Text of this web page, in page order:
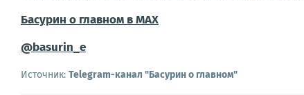
Басурин о главном вМАX
@basurin_e
Источник: Telegram-канал "Басурин о главном"